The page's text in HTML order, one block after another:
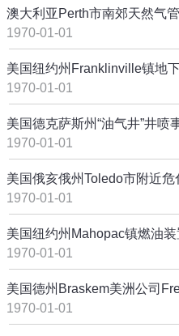
澳大利亚Perth市南郊天然气
1970-01-01
美国纽约州Franklinville镇地
1970-01-01
美国德克萨斯州“油气井”井喷
1970-01-01
美国俄亥俄州Toledo市附近
1970-01-01
美国纽约州Mahopac镇燃油
1970-01-01
美国德州Braskem美洲公司
1970-01-01